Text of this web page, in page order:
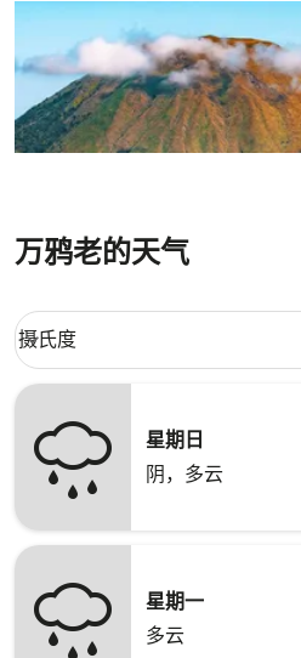
万鸦老的天气
Weather unit option 摄氏度
摄氏度
keyboard_arrow_down
星期日
阴，多云
星期一
多云